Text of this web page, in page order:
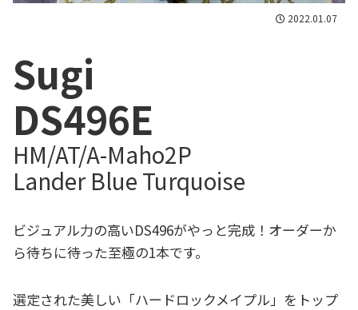
2022.01.07
Sugi
DS496E
HM/AT/A-Maho2P
Lander Blue Turquoise
ビジュアル力の高いDS496がやっと完成！オーダーか
ら待ちに待った至極の1本です。
選定された美しい「ハードロックメイプル」をトップ